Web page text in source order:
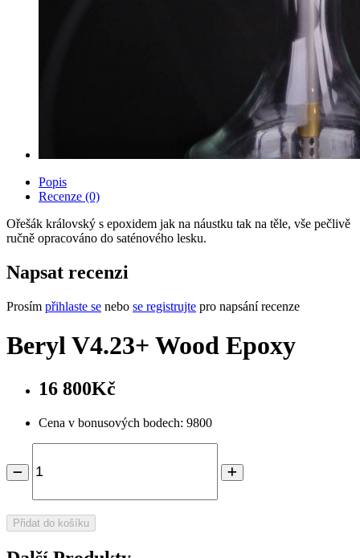
Popis
Recenze (0)
Ořešák královský s epoxidem jak na náustku tak na těle, vše pečlivě
ručně opracováno do saténového lesku.
Napsat recenzi
Prosím přihlaste se nebo se registrujte pro napsání recenze
Beryl V4.23+ Wood Epoxy
16 800Kč
Cena v bonusových bodech: 9800
Přidat do košíku